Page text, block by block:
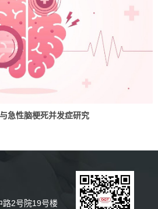
急性脑梗死并发症研究
路2号院19号楼